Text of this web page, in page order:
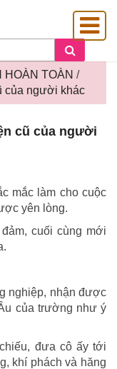
HOÀN TOÀN /
của người khác
cũ của người
mắc làm cho cuộc
yên lòng.
cuối cùng mới
nghiệp, nhận được
của trường như ý
đưa cô ấy tới
khí phách và hăng